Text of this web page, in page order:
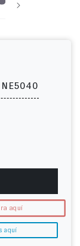
NE5040
aquí
aquí